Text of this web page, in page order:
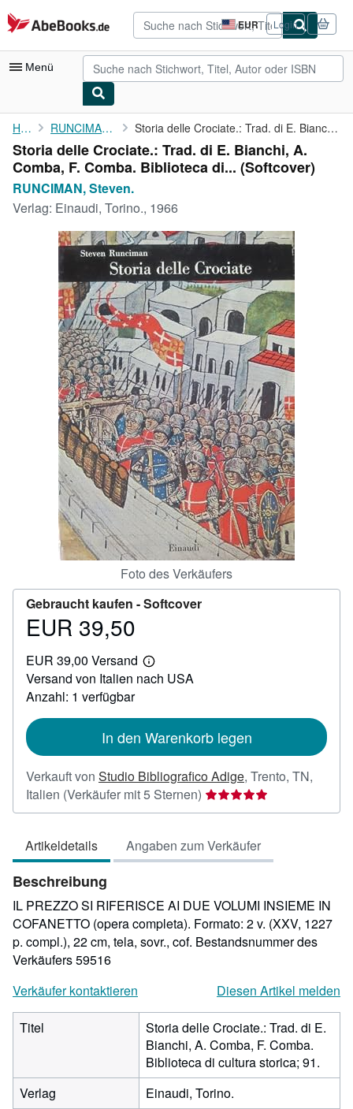
Zum Hauptinhalt
AbeBooks.de EUR
Seite
der
Einkaufseinstellungen.
Login
Menü
Nutzerkonto
Meine Bestellungen
Detailsuche
Sammlungen
Antiquarische Bücher
Kunst & Sammlerstücke
Verkäufer
Verkäufer werden
SCHLIESSEN
Home RUNCIMAN, Steven. Storia delle Crociate.: Trad. di E. Bianchi, A. Comba, F. Comba....
Storia delle Crociate.: Trad. di E. Bianchi, A.
Comba, F. Comba. Biblioteca di... (Softcover)
RUNCIMAN, Steven.
Verlag: Einaudi, Torino., 1966
Foto des Verkäufers
Gebraucht kaufen -Softcover
Preis
39,50
EUR 39,50
EUR 39,00 Versand
Weitere
Informationen
Versand von Italien nach USA
Anzahl: 1 verfügbar
In den Warenkorb legen
Verkauft von Studio Bibliografico Adige, Trento, TN,
Italien (Verkäufer mit 5 Sternen) Verkäuferbewertung
5
5
Sternen
Artikeldetails Angaben zum Verkäufer
Beschreibung
IL PREZZO SI RIFERISCE AI DUE VOLUMI INSIEME IN
COFANETTO (opera completa). Formato: 2 v. (XXV, 1227
p. compl.), 22 cm, tela, sovr., cof. Bestandsnummer des
Verkäufers 59516
Verkäufer kontaktieren
Diesen Artikel melden
Titel
Storia delle Crociate.: Trad. di E.
Bianchi, A. Comba, F. Comba.
Biblioteca di cultura storica; 91.
Verlag
Einaudi, Torino.